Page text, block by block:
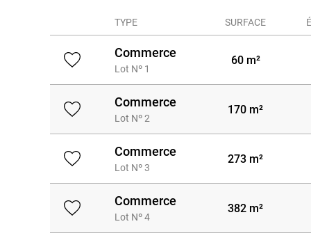
TYPE SURFACE
Commerce
Lot Nº 1
60 m²
Commerce
Lot Nº 2
170 m²
Commerce
Lot Nº 3
273 m²
Commerce
Lot Nº 4
382 m²